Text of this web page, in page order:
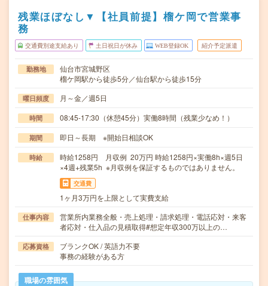
残業ほぼなし▼【社員前提】榴ケ岡で営業事
務
交通費別途支給あり 土日祝日が休み WEB登録OK 紹介予定派遣
勤務地
仙台市宮城野区
榴ケ岡駅から徒歩5分／仙台駅から徒歩15分
曜日頻度 月～金／週5日
時間 08:45-17:30（休憩45分）実働8時間（残業少なめ！）
期間 即日～長期 ※開始日相談OK
時給
時給1258円 月収例 20万円 時給1258円×実働8h×週5日
×4週+残業5h ※月収例を保証するものではありません。
交通費
1ヶ月3万円を上限として実費支給
仕事内容
営業所内業務全般・売上処理・請求処理・電話応対・来客
者応対・仕入品の見積取得#想定年収300万以上の…
応募資格
ブランクOK / 英語力不要
事務の経験がある方
職場の雰囲気